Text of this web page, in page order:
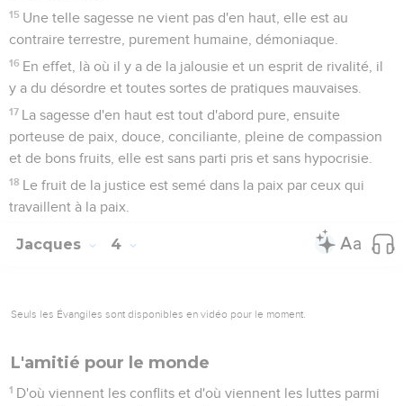
15 Une telle sagesse ne vient pas d'en haut, elle est au
contraire terrestre, purement humaine, démoniaque.
16 En effet, là où il y a de la jalousie et un esprit de rivalité, il
y a du désordre et toutes sortes de pratiques mauvaises.
17 La sagesse d'en haut est tout d'abord pure, ensuite
porteuse de paix, douce, conciliante, pleine de compassion
et de bons fruits, elle est sans parti pris et sans hypocrisie.
18 Le fruit de la justice est semé dans la paix par ceux qui
travaillent à la paix.
Jacques 4
Seuls les Évangiles sont disponibles en vidéo pour le moment.
L'amitié pour le monde
1 D'où viennent les conflits et d'où viennent les luttes parmi